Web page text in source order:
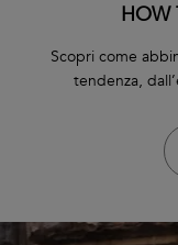
HOW
Scopri come
tendenza,